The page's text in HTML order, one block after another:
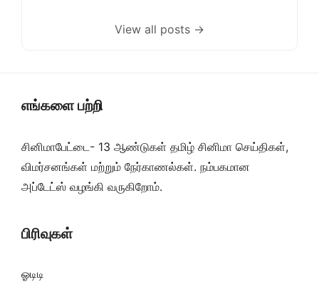
View all posts →
எங்களை பற்றி
சினிமாபேட்டை- 13 ஆண்டுகள் தமிழ் சினிமா செய்திகள்,
விமர்சனங்கள் மற்றும் நேர்காணல்கள். நம்பகமான
அப்டேட்ஸ் வழங்கி வருகிறோம்.
பிரிவுகள்
ஓடிடி